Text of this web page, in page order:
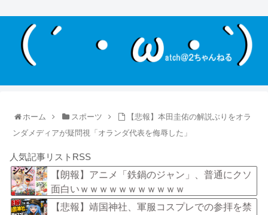
ホーム スポーツ
【悲報】本田圭佑の解説ぶりをオラ
ンダメディアが疑問視「オランダ代表を侮辱した」
人気記事リストRSS
【朗報】アニメ「鉄鍋のジャン」、普通にクソ
面白いｗｗｗｗｗｗｗｗｗｗｗ
【悲報】靖国神社、軍服コスプレでの参拝を禁